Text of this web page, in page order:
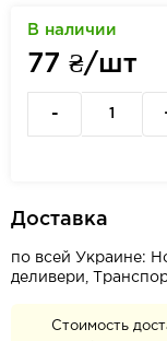
В наличии
77 ₴/шт
-
Доставка
по всей Украине:
деливери,
Стоимость